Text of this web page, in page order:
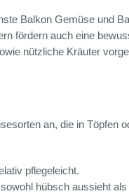
Balkon Gemüse und
fördern auch eine
nützliche Kräuter
an, die in Töpfen
pflegeleicht.
hübsch aussieht